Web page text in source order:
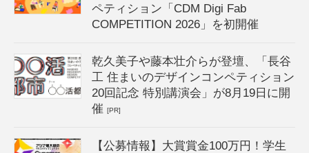
ペティション「CDM Digi Fab
COMPETITION 2026」を初開催
乾久美子や藤本壮介らが登壇、「長谷
工 住まいのデザインコンペティション
20回記念 特別講演会」が8月19日に開
催[PR]
【公募情報】大賞賞金100万円！学生